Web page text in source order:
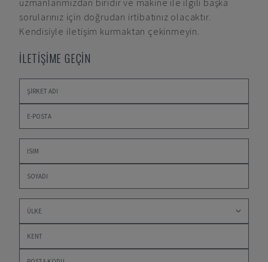
uzmanlarımızdan biridir ve makine ile ilgili başka
sorularınız için doğrudan irtibatınız olacaktır.
Kendisiyle iletişim kurmaktan çekinmeyin.
İLETİŞİME GEÇİN